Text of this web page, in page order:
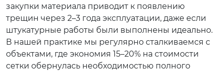
закупки материала приводит к появлению
трещин через 2–3 года эксплуатации, даже если
штукатурные работы были выполнены идеально.
В нашей практике мы регулярно сталкиваемся с
объектами, где экономия 15–20% на стоимости
сетки обернулась необходимостью полного